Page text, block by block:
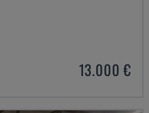
13.000 €